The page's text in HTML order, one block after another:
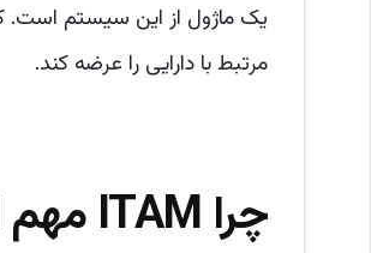
یک ماژول از این سیستم است.
مرتبط با دارایی را عرضه کند.
چرا ITAM مهم است؟